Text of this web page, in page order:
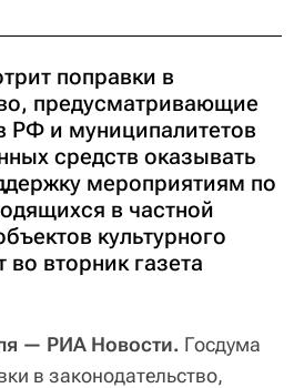
поправки в
предусматривающие
РФ и муниципалитетов
средств оказывать
мероприятиям по
в частной
культурного
вторник газета
— РИА Новости. Госдума
в законодательство,